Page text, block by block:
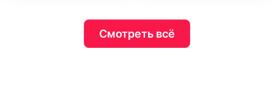
Смотреть всё